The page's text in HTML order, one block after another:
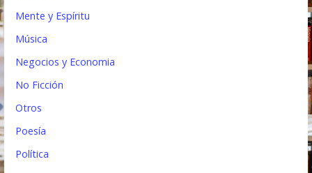
Mente y Espíritu
Música
Negocios y Economia
No Ficción
Otros
Poesía
Política